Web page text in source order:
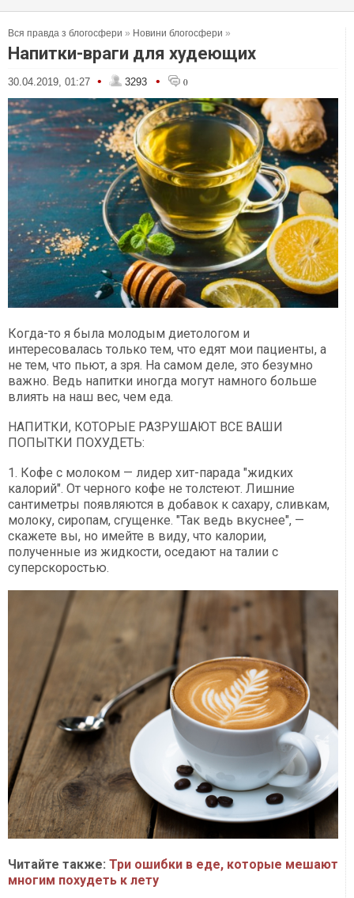
Вся правда з блогосфери » Новини блогосфери »
Напитки-враги для худеющих
30.04.2019, 01:27 • 3293 • 0
Когда-то я была молодым диетологом и
интересовалась только тем, что едят мои пациенты, а
не тем, что пьют, а зря. На самом деле, это безумно
важно. Ведь напитки иногда могут намного больше
влиять на наш вес, чем еда.
НАПИТКИ, КОТОРЫЕ РАЗРУШАЮТ ВСЕ ВАШИ
ПОПЫТКИ ПОХУДЕТЬ:
1. Кофе с молоком — лидер хит-парада "жидких
калорий". От черного кофе не толстеют. Лишние
сантиметры появляются в добавок к сахару, сливкам,
молоку, сиропам, сгущенке. "Так ведь вкуснее", —
скажете вы, но имейте в виду, что калории,
полученные из жидкости, оседают на талии с
суперскоростью.
Читайте также: Три ошибки в еде, которые мешают
многим похудеть к лету